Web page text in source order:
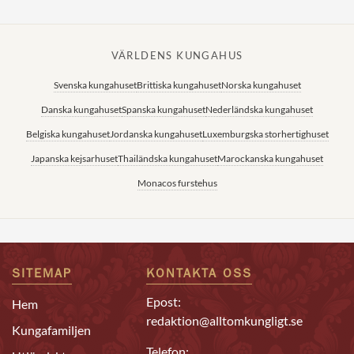
VÄRLDENS KUNGAHUS
Svenska kungahusetBrittiska kungahusetNorska kungahuset
Danska kungahusetSpanska kungahusetNederländska kungahuset
Belgiska kungahusetJordanska kungahusetLuxemburgska storhertighuset
Japanska kejsarhusetThailändska kungahusetMarockanska kungahuset
Monacos furstehus
SITEMAP
Hem
Kungafamiljen
KONTAKTA OSS
Epost:
redaktion@alltomkungligt.se